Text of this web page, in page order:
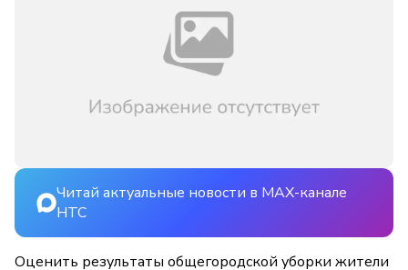
Читай актуальные новости в MAX-канале
НТС
Оценить результаты общегородской уборки жители